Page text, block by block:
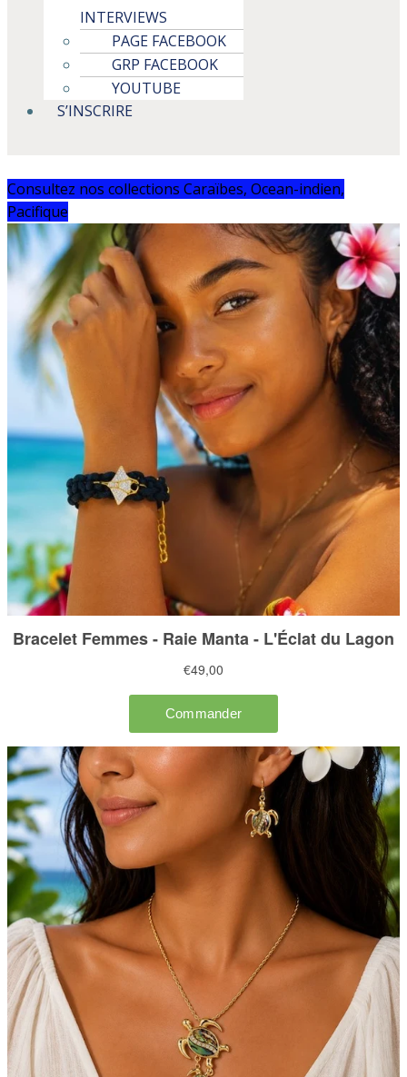
INTERVIEWS
PAGE FACEBOOK
GRP FACEBOOK
YOUTUBE
S’INSCRIRE
Consultez nos collections Caraïbes, Ocean-indien,
Pacifique